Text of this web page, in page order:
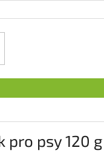
pro psy 120 g